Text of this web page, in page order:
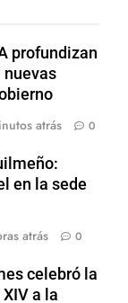
profundizan
nuevas
atrás 0
en la sede
atrás 0
celebró la
a la